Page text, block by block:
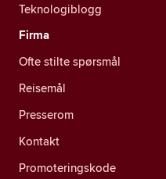
Teknologiblogg
Firma
Ofte stilte spørsmål
Reisemål
Presserom
Kontakt
Promoteringskode